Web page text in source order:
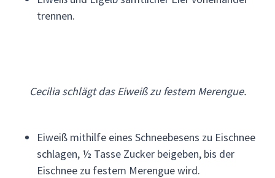
trennen.
Cecilia schlägt das Eiweiß zu festem Merengue.
Eiweiß mithilfe eines Schneebesens zu Eischnee
schlagen, ½ Tasse Zucker beigeben, bis der
Eischnee zu festem Merengue wird.